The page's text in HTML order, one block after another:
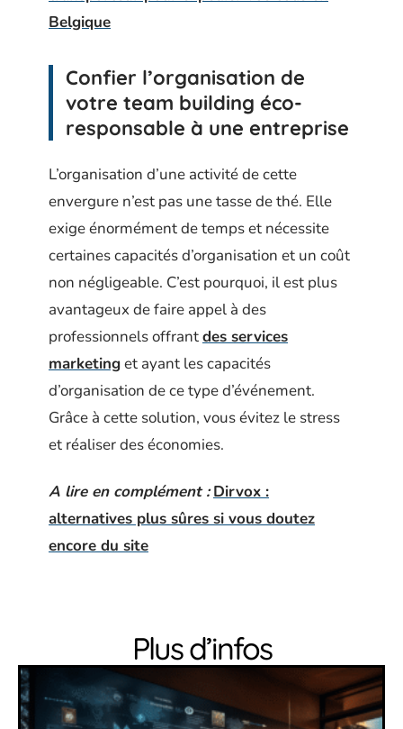
Belgique
Confier l’organisation de
votre team building éco-
responsable à une entreprise
L’organisation d’une activité de cette
envergure n’est pas une tasse de thé. Elle
exige énormément de temps et nécessite
certaines capacités d’organisation et un coût
non négligeable. C’est pourquoi, il est plus
avantageux de faire appel à des
professionnels offrantdes services
marketinget ayant les capacités
d’organisation de ce type d’événement.
Grâce à cette solution, vous évitez le stress
et réaliser des économies.
A lire en complément : Dirvox :
alternatives plus sûres si vous doutez
encore du site
Plus d’infos